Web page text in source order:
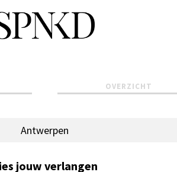
OVERZICHT
Antwerpen
jouw verlangen